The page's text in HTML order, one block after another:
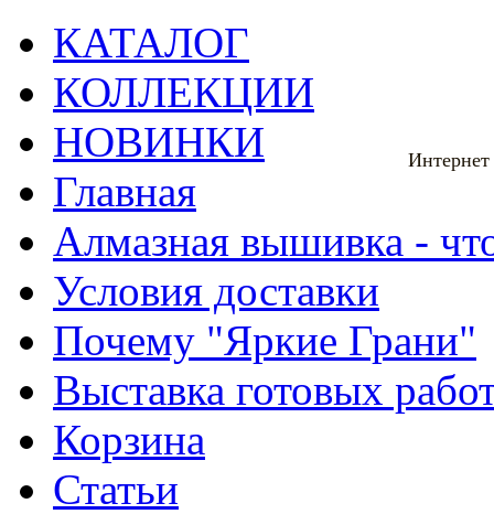
КАТАЛОГ
КОЛЛЕКЦИИ
НОВИНКИ
Главная
Алмазная вышивка -
Условия доставки
Почему "Яркие Грани"
Выставка готовых
Корзина
Статьи